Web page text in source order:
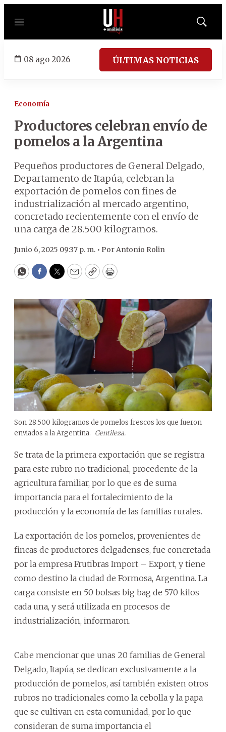
Menú
Mostrar
08 ago 2026 ÚLTIMAS NOTICIAS
Economía
Productores celebran envío de
pomelos a la Argentina
Pequeños productores de General Delgado,
Departamento de Itapúa, celebran la
exportación de pomelos con fines de
industrialización al mercado argentino,
concretado recientemente con el envío de
una carga de 28.500 kilogramos.
Junio 6, 2025 09:37 p. m. • PorAntonio Rolin
WhatsApp
Facebook
Twitter
EmailCopyPrint
Son 28.500 kilogramos de pomelos frescos los que fueron
enviados a la Argentina. Gentileza.
Se trata de la primera exportación que se registra
para este rubro no tradicional, procedente de la
agricultura familiar, por lo que es de suma
importancia para el fortalecimiento de la
producción y la economía de las familias rurales.
La exportación de los pomelos, provenientes de
fincas de productores delgadenses, fue concretada
por la empresa Frutibras Import – Export, y tiene
como destino la ciudad de Formosa, Argentina. La
carga consiste en 50 bolsas big bag de 570 kilos
cada una, y será utilizada en procesos de
industrialización, informaron.
Cabe mencionar que unas 20 familias de General
Delgado, Itapúa, se dedican exclusivamente a la
producción de pomelos, así también existen otros
rubros no tradicionales como la cebolla y la papa
que se cultivan en esta comunidad, por lo que
consideran de suma importancia el